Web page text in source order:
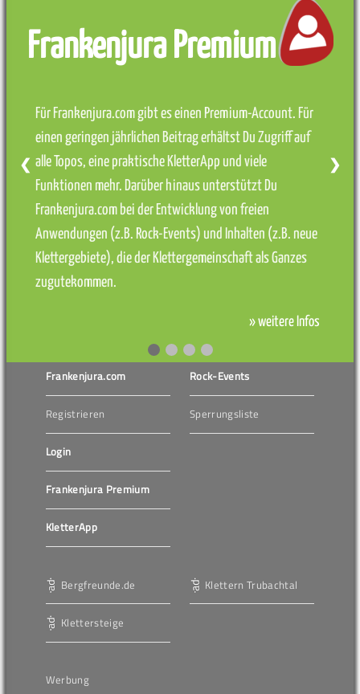
Frankenjura Premium
Für Frankenjura.com gibt es einen Premium-Account. Für
einen geringen jährlichen Beitrag erhältst Du Zugriff auf
alle Topos, eine praktische KletterApp und viele
Funktionen mehr. Darüber hinaus unterstützt Du
Frankenjura.com bei der Entwicklung von freien
Anwendungen (z.B. Rock-Events) und Inhalten (z.B. neue
Klettergebiete), die der Klettergemeinschaft als Ganzes
zugutekommen.
» weitere Infos
❮ ❯
Frankenjura.com
Registrieren
Login
Frankenjura Premium
KletterApp
Rock-Events
Sperrungsliste
Bergfreunde.de
Klettersteige
Klettern Trubachtal
Werbung